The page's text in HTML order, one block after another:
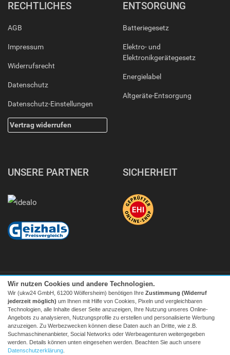
RECHTLICHES
AGB
Impressum
Widerrufsrecht
Datenschutz
Datenschutz-Einstellungen
Vertrag widerrufen
ENTSORGUNG
Batteriegesetz
Elektro- und
Elektronikgerätegesetz
Energielabel
Altgeräte-Entsorgung
UNSERE PARTNER SICHERHEIT
Facebook| twitter
© 2026 Tecedo
Alle Preise inkl. MwSt. zzgl. Versand | *) Unverbindliche
Wir nutzen Cookies und andere Technologien.
Wir (ukw24 GmbH, 61200 Wölfersheim) benötigen Ihre Zustimmung (Widerruf
jederzeit möglich) um Ihnen mit Hilfe von Cookies, Pixeln und vergleichbaren
Technologien, alle Inhalte dieser Seite anzuzeigen, Ihre Nutzung unseres Online-
Angebots zu analysieren, Nutzungsprofile zu erstellen und personalisierte Werbung
anzuzeigen. Zu Werbezwecken können diese Daten auch an Dritte, wie z.B.
Suchmaschinenanbieter, Social Networks oder Werbeagenturen weitergegeben
werden. Details können unten eingesehen werden. Beachten Sie auch unsere
Datenschutzerklärung